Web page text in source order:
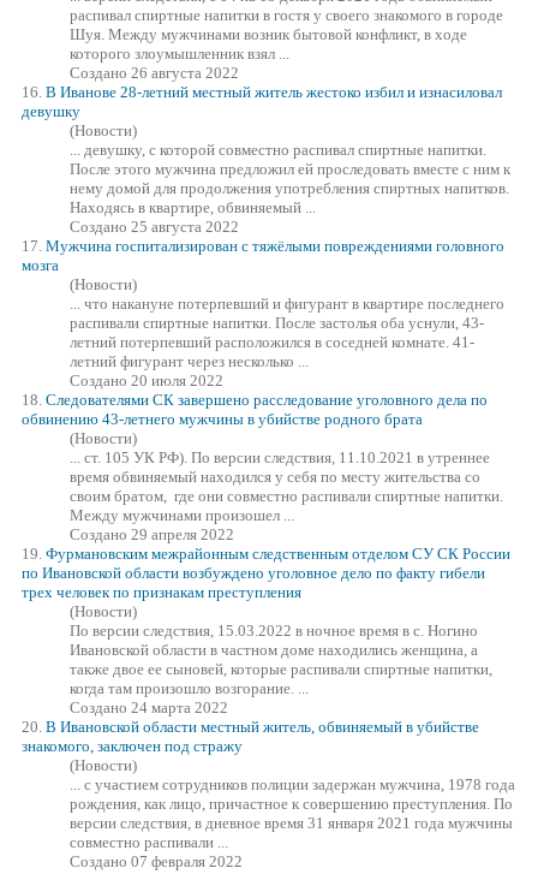
распивал спиртные напитки в гостя у своего знакомого в городе
Шуя. Между мужчинами возник бытовой конфликт, в ходе
которого злоумышленник взял ...
Создано 26 августа 2022
16. В Иванове 28-летний местный житель жестоко избил и изнасиловал
девушку
(Новости)
... девушку, с которой совместно распивал спиртные напитки.
После этого мужчина предложил ей проследовать вместе с ним к
нему домой для продолжения употребления спиртных напитков.
Находясь в квартире, обвиняемый ...
Создано 25 августа 2022
17. Мужчина госпитализирован с тяжёлыми повреждениями головного
мозга
(Новости)
... что накануне потерпевший и фигурант в квартире последнего
распивали спиртные напитки. После застолья оба уснули, 43-
летний потерпевший расположился в соседней комнате. 41-
летний фигурант через несколько ...
Создано 20 июля 2022
18. Следователями СК завершено расследование уголовного дела по
обвинению 43-летнего мужчины в убийстве родного брата
(Новости)
... ст. 105 УК РФ). По версии следствия, 11.10.2021 в утреннее
время обвиняемый находился у себя по месту жительства со
своим братом, где они совместно распивали спиртные напитки.
Между мужчинами произошел ...
Создано 29 апреля 2022
19. Фурмановским межрайонным следственным отделом СУ СК России
по Ивановской области возбуждено уголовное дело по факту гибели
трех человек по признакам преступления
(Новости)
По версии следствия, 15.03.2022 в ночное время в с. Ногино
Ивановской области в частном доме находились женщина, а
также двое ее сыновей, которые распивали спиртные напитки,
когда там произошло возгорание. ...
Создано 24 марта 2022
20. В Ивановской области местный житель, обвиняемый в убийстве
знакомого, заключен под стражу
(Новости)
... с участием сотрудников полиции задержан мужчина, 1978 года
рождения, как лицо, причастное к совершению преступления. По
версии следствия, в дневное время 31 января 2021 года мужчины
совместно распивали ...
Создано 07 февраля 2022